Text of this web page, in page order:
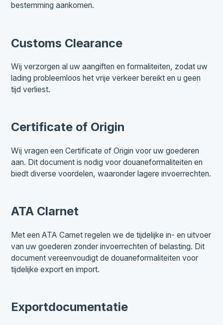
bestemming aankomen.
Customs Clearance
Wij verzorgen al uw aangiften en formaliteiten, zodat uw
lading probleemloos het vrije verkeer bereikt en u geen
tijd verliest.
Certificate of Origin
Wij vragen een Certificate of Origin voor uw goederen
aan. Dit document is nodig voor douaneformaliteiten en
biedt diverse voordelen, waaronder lagere invoerrechten.
ATA Clarnet
Met een ATA Carnet regelen we de tijdelijke in- en uitvoer
van uw goederen zonder invoerrechten of belasting. Dit
document vereenvoudigt de douaneformaliteiten voor
tijdelijke export en import.
Exportdocumentatie